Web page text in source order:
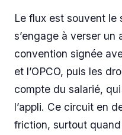
Le flux est souvent le
s’engage à verser un
convention signée
et l’OPCO, puis les
compte du salarié,
l’appli. Ce circuit en
friction, surtout quand